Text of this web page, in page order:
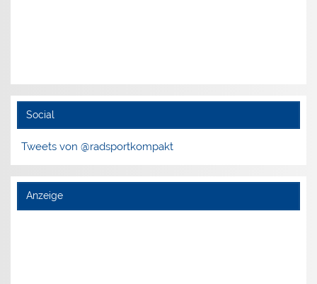
Social
Tweets von @radsportkompakt
Anzeige